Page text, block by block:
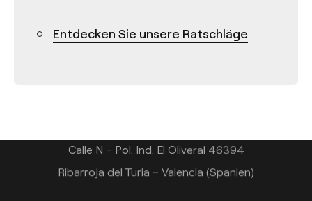
Entdecken Sie unsere Ratschläge
Calle N – Pol. Ind. El Oliveral 46394
Ribarroja del Turia – Valencia (Spanien)